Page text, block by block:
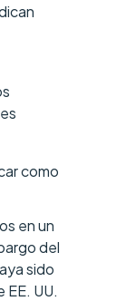
como
en un
del
sido
UU.